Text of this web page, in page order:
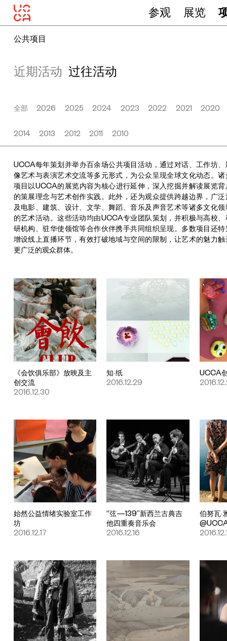
参观 展览
公共项目
近期活动 过往活动
全部 2026 2025 2024 2023 2022 2021 2020
2014 2013 2012 2011 2010
UCCA每年策划并举办百余场公共项目活动，通过对话、工作坊、
像艺术与表演艺术交流等多元形式，为公众呈现全球文化动态。诸
项目以UCCA的展览内容为核心进行延伸，深入挖掘并解读展览背
的策展理念与艺术创作实践。此外，还为观众提供跨越边界，广泛
及电影、建筑、设计、文学、舞蹈、音乐及声音艺术等诸多文化领
的艺术活动。这些活动均由UCCA专业团队策划，并积极与高校、
研机构、驻华使领馆等合作伙伴携手共同组织呈现。多数项目还特
增设线上直播环节，有效打破地域与空间的限制，让艺术的魅力触
更广泛的观众群体。
《会饮俱乐部》放映及主
创交流
2016.12.30
知·纸
2016.12.29
UCCA
始然公益情绪实验室工作
坊
2016.12.17
“弦—139”新西兰古典吉
他四重奏音乐会
2016.12.16
伯努瓦·